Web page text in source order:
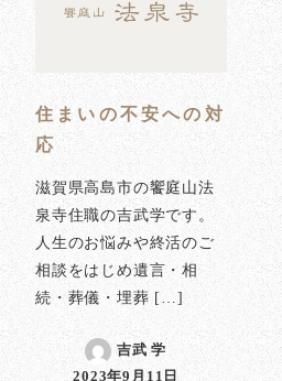
住まいの不安への対
応
滋賀県高島市の饗庭山法
泉寺住職の吉武学です。
人生のお悩みや終活のご
相談をはじめ遺言・相
続・葬儀・埋葬 […]
吉武 学
2023年9月11日